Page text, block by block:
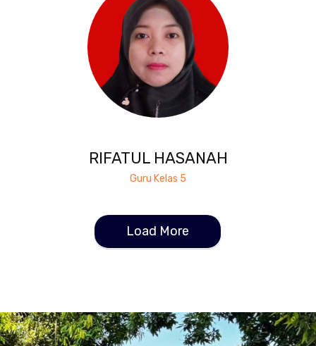
RIFATUL HASANAH
Guru Kelas 5
Load More